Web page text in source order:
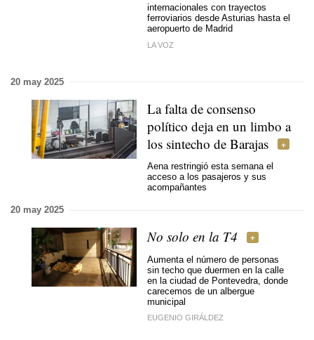
internacionales con trayectos
ferroviarios desde Asturias hasta el
aeropuerto de Madrid
LA VOZ
20 may 2025
La falta de consenso
político deja en un limbo a
los sintecho de Barajas
Aena restringió esta semana el
acceso a los pasajeros y sus
acompañantes
20 may 2025
No solo en la T4
Aumenta el número de personas
sin techo que duermen en la calle
en la ciudad de Pontevedra, donde
carecemos de un albergue
municipal
EUGENIO GIRÁLDEZ